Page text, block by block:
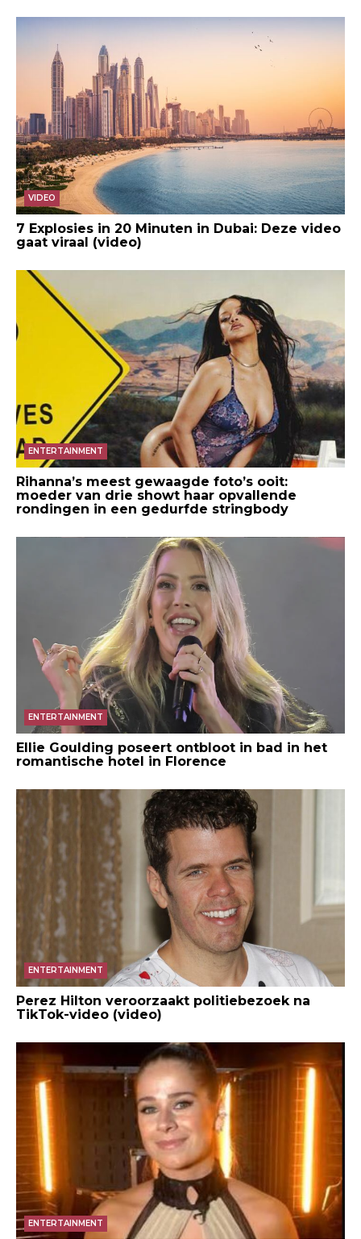
VIDEO
7 Explosies in 20 Minuten in Dubai: Deze video
gaat viraal (video)
ENTERTAINMENT
Rihanna’s meest gewaagde foto’s ooit:
moeder van drie showt haar opvallende
rondingen in een gedurfde stringbody
ENTERTAINMENT
Ellie Goulding poseert ontbloot in bad in het
romantische hotel in Florence
ENTERTAINMENT
Perez Hilton veroorzaakt politiebezoek na
TikTok-video (video)
ENTERTAINMENT